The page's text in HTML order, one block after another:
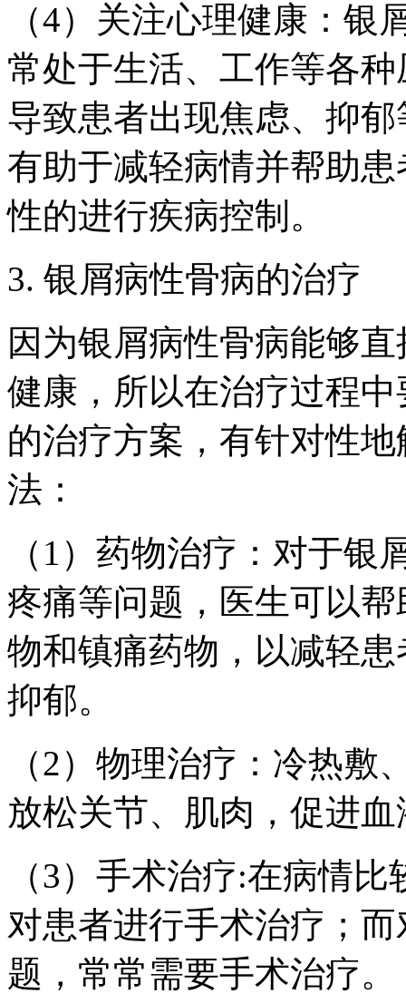
（4）关注心理健康：
常处于生活、工作等各
导致患者出现焦虑、抑
有助于减轻病情并帮助
性的进行疾病控制。
3. 银屑病性骨病的治疗
因为银屑病性骨病能够
健康，所以在治疗过程
的治疗方案，有针对性
法：
（1）药物治疗：对于
疼痛等问题，医生可以
物和镇痛药物，以减轻
抑郁。
（2）物理治疗：冷热
放松关节、肌肉，促进
（3）手术治疗:在病情
对患者进行手术治疗；
题，常常需要手术治疗。